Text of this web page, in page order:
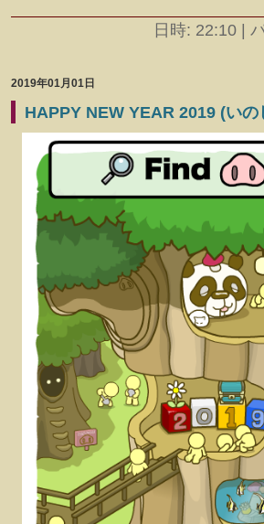
日時: 22:10 |
2019年01月01日
HAPPY NEW YEAR 2019 (いの